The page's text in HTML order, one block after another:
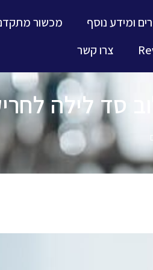
ומידע נוסף מכשור
צרו קשר
סד לילה